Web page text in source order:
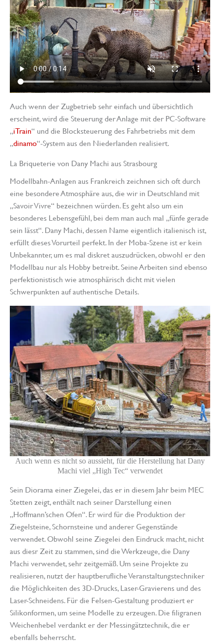
Auch wenn der Zugbetrieb sehr einfach und übersichtlich
erscheint, wird die Steuerung der Anlage mit der PC-Software
„iTrain“ und die Blocksteuerung des Fahrbetriebs mit dem
„dinamo“-System aus den Niederlanden realisiert.
La Briqueterie von Dany Machi aus Strasbourg
Modellbahn-Anlagen aus Frankreich zeichnen sich oft durch
eine besondere Atmosphäre aus, die wir in Deutschland mit
„Savoir Vivre“ bezeichnen würden. Es geht also um ein
besonderes Lebensgefühl, bei dem man auch mal „fünfe gerade
sein lässt“. Dany Machi, dessen Name eigentlich italienisch ist,
erfüllt dieses Vorurteil perfekt. In der Moba-Szene ist er kein
Unbekannter, um es mal diskret auszudrücken, obwohl er den
Modellbau nur als Hobby betreibt. Seine Arbeiten sind ebenso
perfektionistisch wie atmosphärisch dicht mit vielen
Schwerpunkten auf authentische Details.
Auch wenn es nicht so aussieht, für die Herstellung hat Dany
Machi viel „High Tec“ verwendet
Sein Diorama einer Ziegelei, das er in diesem Jahr beim MEC
Stetten zeigt, enthält nach seiner Darstellung einen
„Hoffmann’schen Ofen“. Er wird für die Produktion der
Ziegelsteine, Schornsteine und anderer Gegenstände
verwendet. Obwohl seine Ziegelei den Eindruck macht, nicht
aus diesr Zeit zu stammen, sind die Werkzeuge, die Dany
Machi verwendet, sehr zeitgemäß. Um seine Projekte zu
realisieren, nutzt der hauptberufliche Veranstaltungstechniker
die Möglichkeiten des 3D-Drucks, Laser-Gravierens und des
Laser-Schneidens. Für die Felsen-Gestaltung produziert er
Silikonformen, um seine Modelle zu erzeugen. Die filigranen
Weichenhebel verdankt er der Messingätztechnik, die er
ebenfalls beherrscht.